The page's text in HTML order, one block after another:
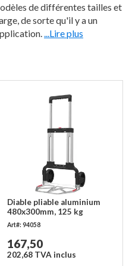
de différentes tailles et
de sorte qu'il y a un
...Lire plus
Diable pliable aluminium
480x300mm, 125 kg
Art#: 94058
167,50
202,68 TVA inclus